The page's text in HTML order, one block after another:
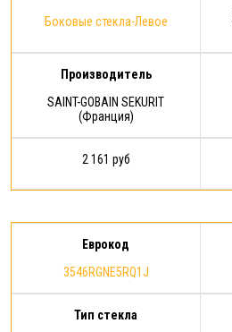
Боковые стекла-Левое
Производитель
SAINT-GOBAIN SEKURIT
(Франция)
2 161 руб
Еврокод
3546RGNE5RQ1J
Тип стекла